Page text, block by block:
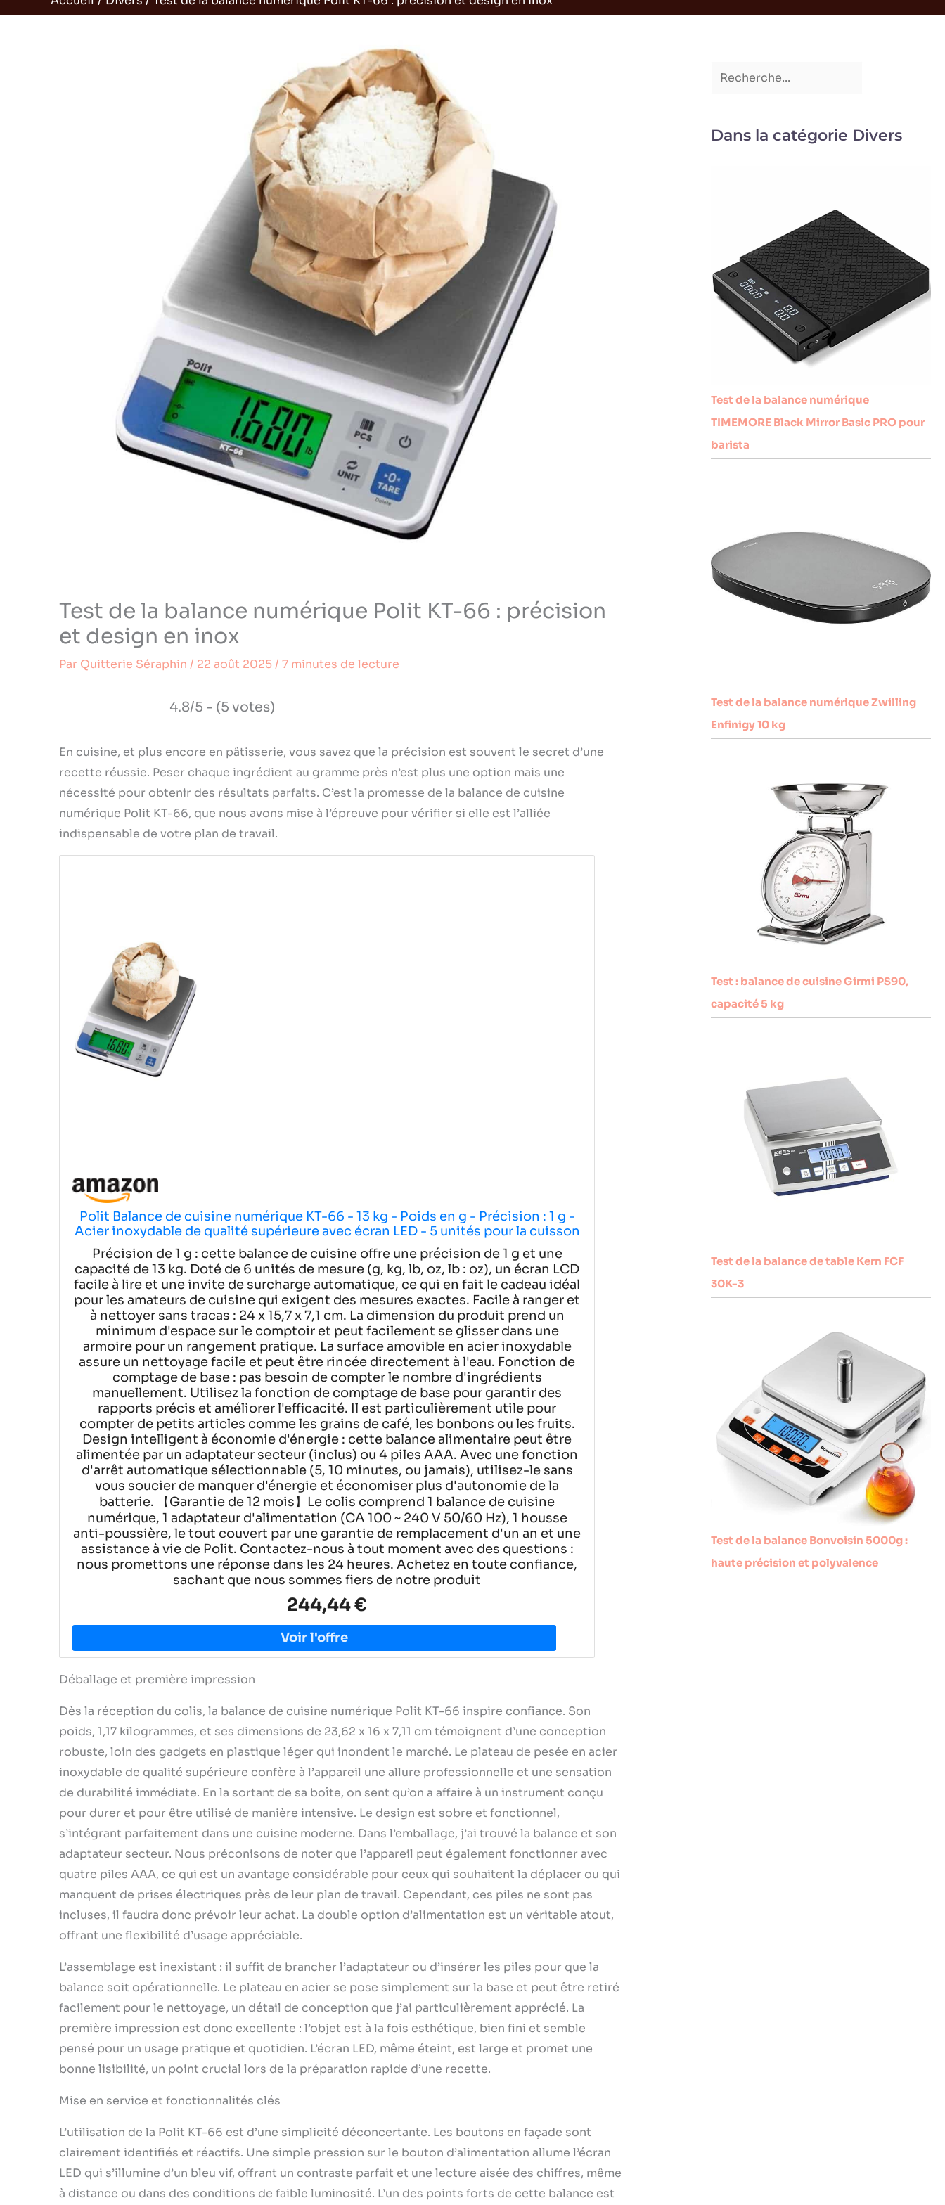
Test de la balance numérique Polit KT-66 : précision
et design en inox
Par Quitterie Séraphin / 22 août 2025/ 7 minutes de lecture
4.8/5 - (5 votes)
En cuisine, et plus encore en pâtisserie, vous savez que la précision est souvent le secret d’une
recette réussie. Peser chaque ingrédient au gramme près n’est plus une option mais une
nécessité pour obtenir des résultats parfaits. C’est la promesse de la balance de cuisine
numérique Polit KT-66, que nous avons mise à l’épreuve pour vérifier si elle est l’alliée
indispensable de votre plan de travail.
Polit Balance de cuisine numérique KT-66 - 13 kg - Poids en g - Précision : 1 g -
Acier inoxydable de qualité supérieure avec écran LED - 5 unités pour la cuisson
et la cuisine (adaptateur
Précision de 1 g : cette balance de cuisine offre une précision de 1 g et une
capacité de 13 kg. Doté de 6 unités de mesure (g, kg, lb, oz, lb : oz), un écran LCD
facile à lire et une invite de surcharge automatique, ce qui en fait le cadeau idéal
pour les amateurs de cuisine qui exigent des mesures exactes. Facile à ranger et
à nettoyer sans tracas : 24 x 15,7 x 7,1 cm. La dimension du produit prend un
minimum d'espace sur le comptoir et peut facilement se glisser dans une
armoire pour un rangement pratique. La surface amovible en acier inoxydable
assure un nettoyage facile et peut être rincée directement à l'eau. Fonction de
comptage de base : pas besoin de compter le nombre d'ingrédients
manuellement. Utilisez la fonction de comptage de base pour garantir des
rapports précis et améliorer l'efficacité. Il est particulièrement utile pour
compter de petits articles comme les grains de café, les bonbons ou les fruits.
Design intelligent à économie d'énergie : cette balance alimentaire peut être
alimentée par un adaptateur secteur (inclus) ou 4 piles AAA. Avec une fonction
d'arrêt automatique sélectionnable (5, 10 minutes, ou jamais), utilisez-le sans
vous soucier de manquer d'énergie et économiser plus d'autonomie de la
batterie. 【Garantie de 12 mois】Le colis comprend 1 balance de cuisine
numérique, 1 adaptateur d'alimentation (CA 100 ~ 240 V 50/60 Hz), 1 housse
anti-poussière, le tout couvert par une garantie de remplacement d'un an et une
assistance à vie de Polit. Contactez-nous à tout moment avec des questions :
nous promettons une réponse dans les 24 heures. Achetez en toute confiance,
sachant que nous sommes fiers de notre produit
244,44 €
Déballage et première impression
Dès la réception du colis, la balance de cuisine numérique Polit KT-66 inspire confiance. Son
poids, 1,17 kilogrammes, et ses dimensions de 23,62 x 16 x 7,11 cm témoignent d’une conception
robuste, loin des gadgets en plastique léger qui inondent le marché. Le plateau de pesée en acier
inoxydable de qualité supérieure confère à l’appareil une allure professionnelle et une sensation
de durabilité immédiate. En la sortant de sa boîte, on sent qu’on a affaire à un instrument conçu
pour durer et pour être utilisé de manière intensive. Le design est sobre et fonctionnel,
s’intégrant parfaitement dans une cuisine moderne. Dans l’emballage, j’ai trouvé la balance et son
adaptateur secteur. Nous préconisons de noter que l’appareil peut également fonctionner avec
quatre piles AAA, ce qui est un avantage considérable pour ceux qui souhaitent la déplacer ou qui
manquent de prises électriques près de leur plan de travail. Cependant, ces piles ne sont pas
incluses, il faudra donc prévoir leur achat. La double option d’alimentation est un véritable atout,
offrant une flexibilité d’usage appréciable.
L’assemblage est inexistant : il suffit de brancher l’adaptateur ou d’insérer les piles pour que la
balance soit opérationnelle. Le plateau en acier se pose simplement sur la base et peut être retiré
facilement pour le nettoyage, un détail de conception que j’ai particulièrement apprécié. La
première impression est donc excellente : l’objet est à la fois esthétique, bien fini et semble
pensé pour un usage pratique et quotidien. L’écran LED, même éteint, est large et promet une
bonne lisibilité, un point crucial lors de la préparation rapide d’une recette.
Mise en service et fonctionnalités clés
L’utilisation de la Polit KT-66 est d’une simplicité déconcertante. Les boutons en façade sont
clairement identifiés et réactifs. Une simple pression sur le bouton d’alimentation allume l’écran
LED qui s’illumine d’un bleu vif, offrant un contraste parfait et une lecture aisée des chiffres, même
à distance ou dans des conditions de faible luminosité. L’un des points forts de cette balance est
Dans la catégorie Divers
Test de la balance numérique
TIMEMORE Black Mirror Basic PRO pour
barista
Test de la balance numérique Zwilling
Enfinigy 10 kg
Test : balance de cuisine Girmi PS90,
capacité 5 kg
Test de la balance de table Kern FCF
30K-3
Test de la balance Bonvoisin 5000g :
haute précision et polyvalence